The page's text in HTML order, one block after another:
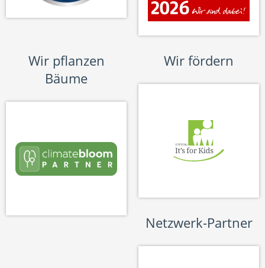
Wir pflanzen
Bäume
Wir fördern
Netzwerk-Partner